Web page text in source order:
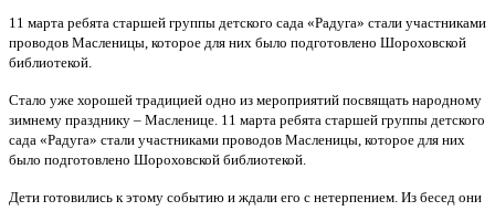
11 марта ребята старшей группы детского сада «Радуга» стали участниками
проводов Масленицы, которое для них было подготовлено Шороховской
библиотекой.
Стало уже хорошей традицией одно из мероприятий посвящать народному
зимнему празднику – Масленице. 11 марта ребята старшей группы детского
сада «Радуга» стали участниками проводов Масленицы, которое для них
было подготовлено Шороховской библиотекой.
Дети готовились к этому событию и ждали его с нетерпением. Из бесед они